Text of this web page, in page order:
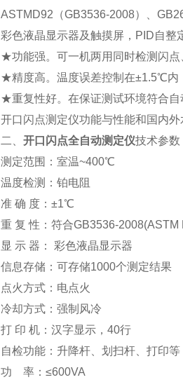
ASTMD92（GB3536-2008）、
彩色液晶显示器及触摸屏，PID自整
★功能强。可一机两用同时检测闪点
★精度高。温度误差控制在±1.5℃内
★重复性好。在保证测试环境符合自
开口闪点测定仪功能与性能和国内
二、 开口闪点全自动测定仪技术参数
测定范围：室温~400℃
温度检测：铂电阻
准 确 度：±1℃
重 复 性：符合GB3536-2008(ASTM
显 示 器： 彩色液晶显示器
信息存储：可存储1000个测定结果
点火方式：电点火
冷却方式：强制风冷
打 印 机：汉字显示，40行
自检功能：升降杆、划扫杆、打印等
功 率：≤600VA